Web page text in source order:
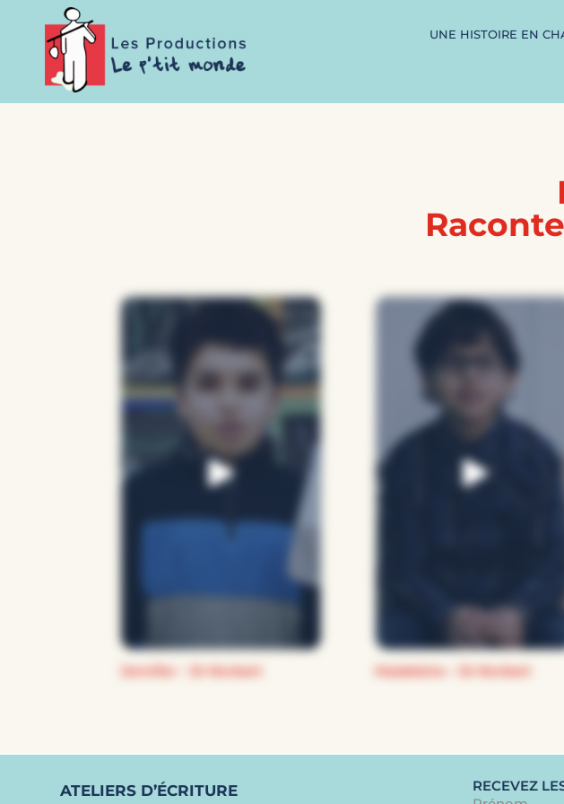
UNE HISTOIRE EN
Jennifer – St-Norbert Madeleine – St-Norbert
ATELIERS D’ÉCRITURE
RECEVEZ